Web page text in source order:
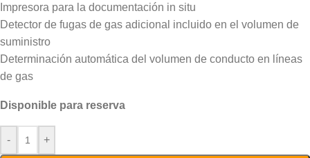
Impresora para la documentación in situ
Detector de fugas de gas adicional incluido en el volumen de
suministro
Determinación automática del volumen de conducto en líneas
de gas
Disponible para reserva
- +